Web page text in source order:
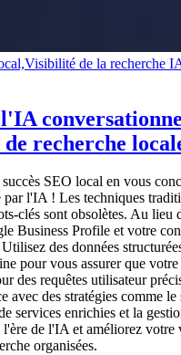
Visibilité de la recherche
recherche
SEO local en vous
par l'IA ! Les techniques
clés sont obsolètes. Au lieu
Business Profile et votre
des données
pour vous assurer que
des requêtes utilisateur
avec des stratégies comme
services enrichies et la
l'ère de l'IA et améliorez votre
organisées.